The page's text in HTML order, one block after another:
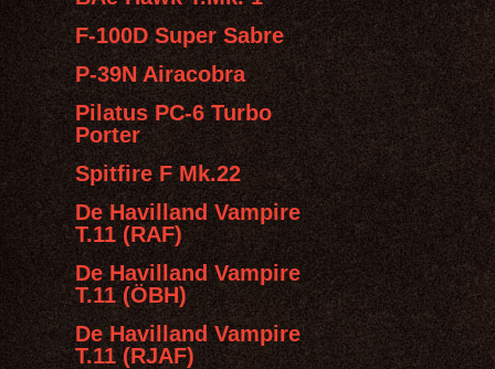
F-100D Super Sabre
P-39N Airacobra
Pilatus PC-6 Turbo
Porter
Spitfire F Mk.22
De Havilland Vampire
T.11 (RAF)
De Havilland Vampire
T.11 (ÖBH)
De Havilland Vampire
T.11 (RJAF)